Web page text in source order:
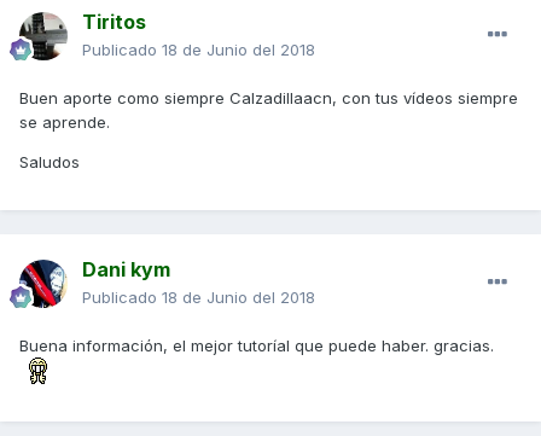
Tiritos
Publicado 18 de Junio del 2018
Buen aporte como siempre Calzadillaacn, con tus vídeos siempre
se aprende.
Saludos
Dani kym
Publicado 18 de Junio del 2018
Buena información, el mejor tutoríal que puede haber. gracias.